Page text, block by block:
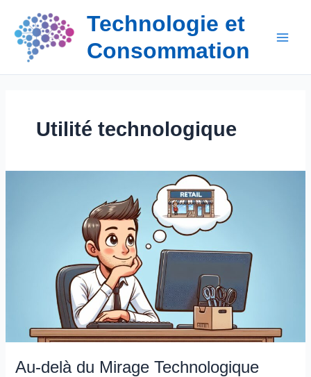
contenu
Technologie et
Consommation
Utilité technologique
Au-delà du Mirage Technologique